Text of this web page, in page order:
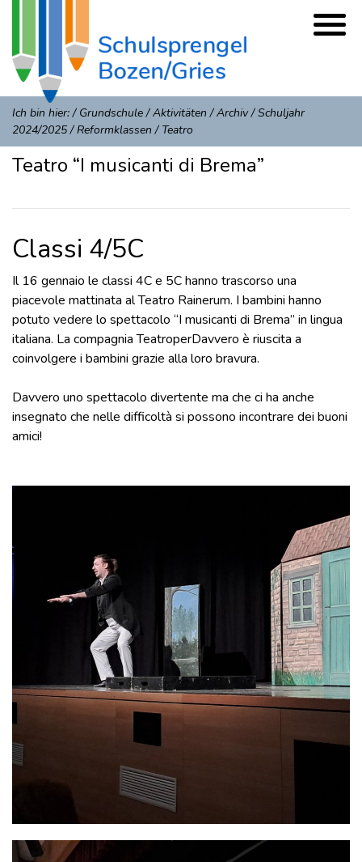
Ich bin hier:/ Grundschule/Aktivitäten /Archiv/Schuljahr
2024/2025/Reformklassen / Teatro
Teatro “I musicanti di Brema”
Classi 4/5C
Il 16 gennaio le classi 4C e 5C hanno trascorso una
piacevole mattinata al Teatro Rainerum. I bambini hanno
potuto vedere lo spettacolo “I musicanti di Brema” in lingua
italiana. La compagnia TeatroperDavvero è riuscita a
coinvolgere i bambini grazie alla loro bravura.
Davvero uno spettacolo divertente ma che ci ha anche
insegnato che nelle difficoltà si possono incontrare dei buoni
amici!